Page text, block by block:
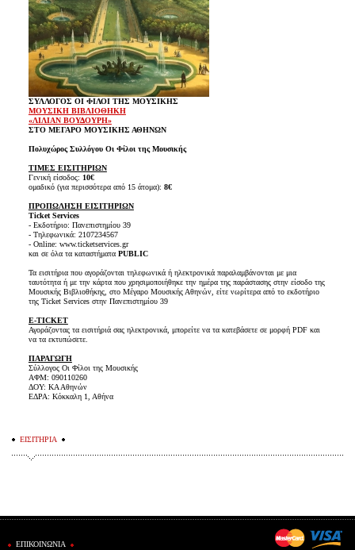
ΣΥΛΛΟΓΟΣ ΟΙ ΦΙΛΟΙ ΤΗΣ ΜΟΥΣΙΚΗΣ
ΜΟΥΣΙΚΗ ΒΙΒΛΙΟΘΗΚΗ
«ΛΙΛΙΑΝ ΒΟΥΔΟΥΡΗ»
ΣΤΟ ΜΕΓΑΡΟ ΜΟΥΣΙΚΗΣ ΑΘΗΝΩΝ
Πολυχώρος Συλλόγου Οι Φίλοι της Μουσικής
ΤΙΜΕΣ ΕΙΣΙΤΗΡΙΩΝ
Γενική είσοδος: 10€
ομαδικό (για περισσότερα από 15 άτομα): 8€
ΠΡΟΠΩΛΗΣΗ ΕΙΣΙΤΗΡΙΩΝ
Ticket Services
- Εκδοτήριο: Πανεπιστημίου 39
- Τηλεφωνικά: 2107234567
- Online: www.ticketservices.gr
και σε όλα τα καταστήματα PUBLIC
Τα εισιτήρια που αγοράζονται τηλεφωνικά ή ηλεκτρονικά παραλαμβάνονται με μια
ταυτότητα ή με την κάρτα που χρησιμοποιήθηκε την ημέρα της παράστασης στην είσοδο της
Μουσικής Βιβλιοθήκης, στο Μέγαρο Μουσικής Αθηνών, είτε νωρίτερα από το εκδοτήριο
της Ticket Services στην Πανεπιστημίου 39
E-TICKET
Αγοράζοντας τα εισιτήριά σας ηλεκτρονικά, μπορείτε να τα κατεβάσετε σε μορφή PDF και
να τα εκτυπώσετε.
ΠΑΡΑΓΩΓΗ
Σύλλογος Οι Φίλοι της Μουσικής
ΑΦΜ: 090110260
ΔΟΥ: ΚΑ Αθηνών
ΕΔΡΑ: Κόκκαλη 1, Αθήνα
ΕΙΣΙΤΗΡΙΑ
ΕΠΙΚΟΙΝΩΝΙΑ